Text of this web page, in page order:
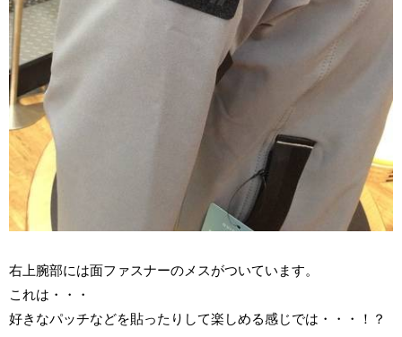
右上腕部には面ファスナーのメスがついています。
これは・・・
好きなパッチなどを貼ったりして楽しめる感じでは・・・！？